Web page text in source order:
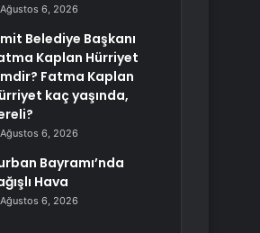
Ağustos 6, 2026
Belediye Başkanı
Kaplan Hürriyet
Fatma Kaplan
kaç yaşında,
Ağustos 6, 2026
Bayramı’nda
Hava
Ağustos 6, 2026